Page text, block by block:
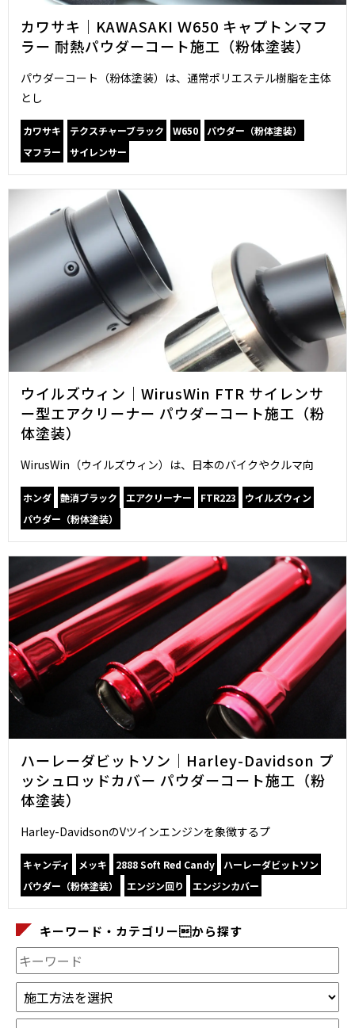
カワサキ｜KAWASAKI Ｗ650 キャプトンマフ
ラー 耐熱パウダーコート施工（粉体塗装）
パウダーコート（粉体塗装）は、通常ポリエステル樹脂を主体
とし
カワサキ テクスチャーブラック W650
パウダー（粉体塗装）
マフラー
サイレンサー
ウイルズウィン｜WirusWin FTR サイレンサ
ー型エアクリーナー パウダーコート施工（粉
体塗装）
WirusWin（ウイルズウィン）は、日本のバイクやクルマ向
ホンダ 艶消ブラック エアクリーナー FTR223
ウイルズウィン
パウダー（粉体塗装）
ハーレーダビットソン｜Harley-Davidson プ
ッシュロッドカバー パウダーコート施工（粉
体塗装）
Harley-DavidsonのVツインエンジンを象徴するプ
キャンディ メッキ 2888 Soft Red Candy
ハーレーダビットソン
パウダー（粉体塗装）
エンジン回り エンジンカバー
キーワード・カテゴリーから探す